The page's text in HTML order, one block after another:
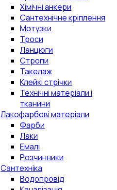
Хімічні анкери
Сантехнічне кріплення
Мотузки
Троси
Ланцюги
Стропи
Такелаж
Клейкі стрічки
Технічні матеріали і
тканини
Лакофарбові матеріали
Фарби
Лаки
Емалі
Розчинники
Сантехніка
Водопровід